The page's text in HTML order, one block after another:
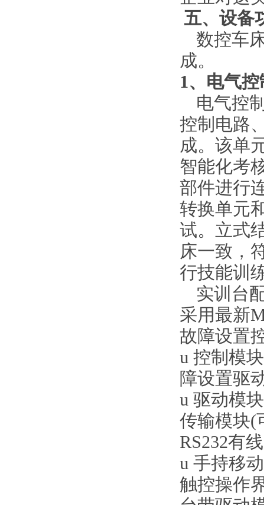
五、设备
数控车
成。
1、电气
电气控
控制电路
成。该单
智能化考
部件进行
转换单元
试。立式
床一致，
行技能训
实训台
采用最新
故障设置
u 控制模块
障设置驱
u 驱动模
传输模块(
RS232有
u 手持移
触控操作